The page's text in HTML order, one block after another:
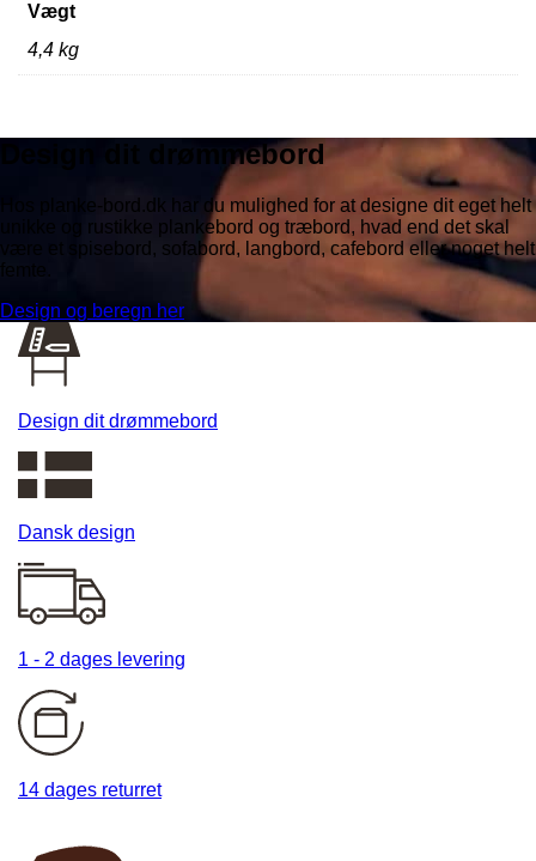
Vægt
4,4 kg
Design dit drømmebord
Hos planke-bord.dk har du mulighed for at designe dit eget helt
unikke og rustikke plankebord og træbord, hvad end det skal
være et spisebord, sofabord, langbord, cafebord eller noget helt
femte.
Design og beregn her
Design dit drømmebord
Dansk design
1 - 2 dages levering
14 dages returret